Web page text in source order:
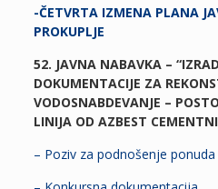
-ČETVRTA IZMENA PLANA
PROKUPLJE
52. JAVNA NABAVKA –
DOKUMENTACIJE ZA
VODOSNABDEVANJE –
LINIJA OD AZBEST
– Poziv za podnošenje ponuda